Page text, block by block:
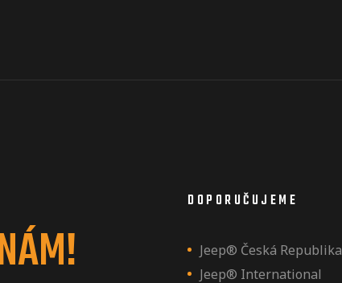
DOPORUČUJEME
Jeep® Česká Republika
Jeep® International